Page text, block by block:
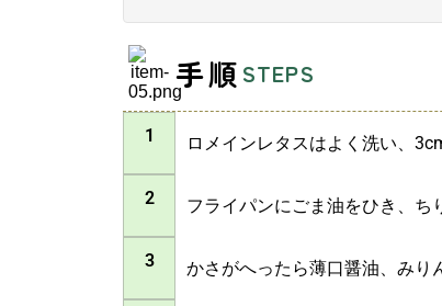
手順 STEPS
1 ロメインレタスはよく洗い、
2 フライパンにごま油をひき、ち
3 かさがへったら薄口醤油、みり